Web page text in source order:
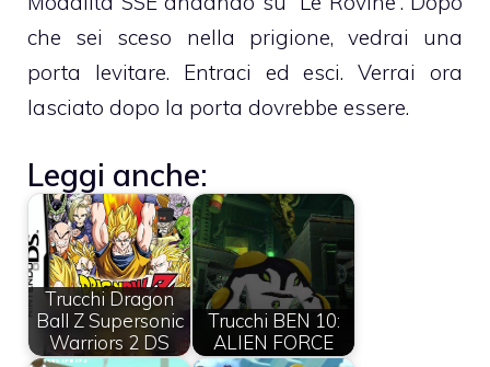
che sei sceso nella prigione, vedrai una
porta levitare. Entraci ed esci. Verrai ora
lasciato dopo la porta dovrebbe essere.
Leggi anche:
Trucchi Dragon
Ball Z Supersonic
Warriors 2 DS
Trucchi BEN 10:
ALIEN FORCE